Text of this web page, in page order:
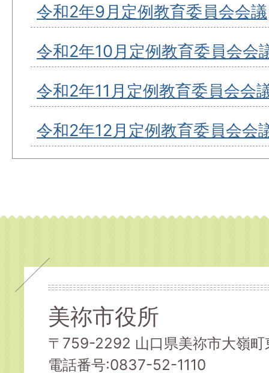
令和2年9月定例教育委員会会議
令和2年10月定例教育委員会会
令和2年11月定例教育委員会会
令和2年12月定例教育委員会会
美祢市役所
〒759-2292 山口県美祢市大嶺
電話番号:0837-52-1110